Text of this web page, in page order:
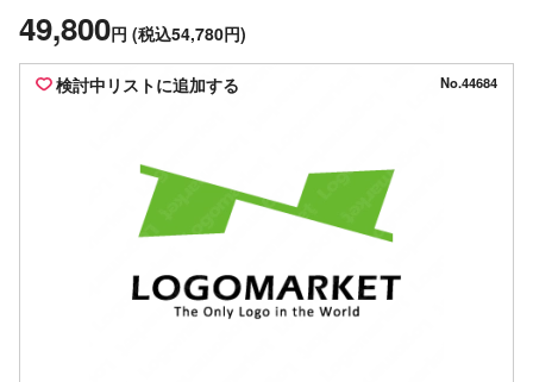
49,800円 (税込54,780円)
検討中リストに追加する No.44684